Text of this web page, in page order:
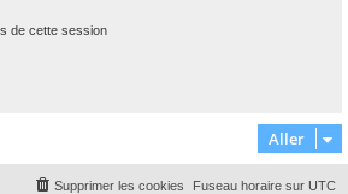
de cette session
Aller
Fuseau horaire sur UTC
Supprimer les cookies